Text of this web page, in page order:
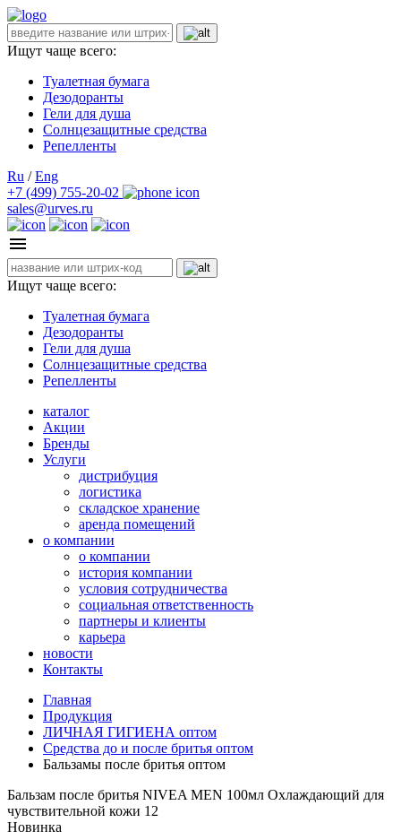
Ищут чаще всего:
Туалетная бумага
Дезодоранты
Гели для душа
Солнцезащитные средства
Репелленты
Ru / Eng
+7 (499) 755-20-02
sales@urves.ru
Ищут чаще всего:
Туалетная бумага
Дезодоранты
Гели для душа
Солнцезащитные средства
Репелленты
каталог
Акции
Бренды
Услуги
дистрибуция
логистика
складское хранение
аренда помещений
о компании
о компании
история компании
условия сотрудничества
социальная ответственность
партнеры и клиенты
карьера
новости
Контакты
Главная
Продукция
ЛИЧНАЯ ГИГИЕНА оптом
Средства до и после бритья оптом
Бальзамы после бритья оптом
Бальзам после бритья NIVEA MEN 100мл Охлаждающий для
чувствительной кожи 12
Новинка